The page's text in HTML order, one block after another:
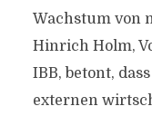
Wachstum von
Hinrich Holm,
IBB, betont,
externen